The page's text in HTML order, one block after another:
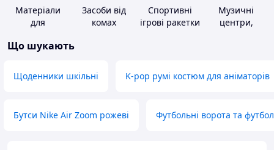
Матеріали
для
промислових
Засоби від
комах
Спортивні
ігрові ракетки
Музичні
центри,
Що шукають
Щоденники шкільні K-pop румі костюм для аніматорів
Бутси Nike Air Zoom рожеві Футбольні ворота та